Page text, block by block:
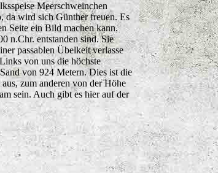
Meerschweinchen
da wird sich Günther freuen. Es
Seite ein Bild machen kann.
n.Chr. entstanden sind. Sie
passablen Übelkeit verlasse
von uns die höchste
von 924 Metern. Dies ist die
zum anderen von der Höhe
sein. Auch gibt es hier auf der